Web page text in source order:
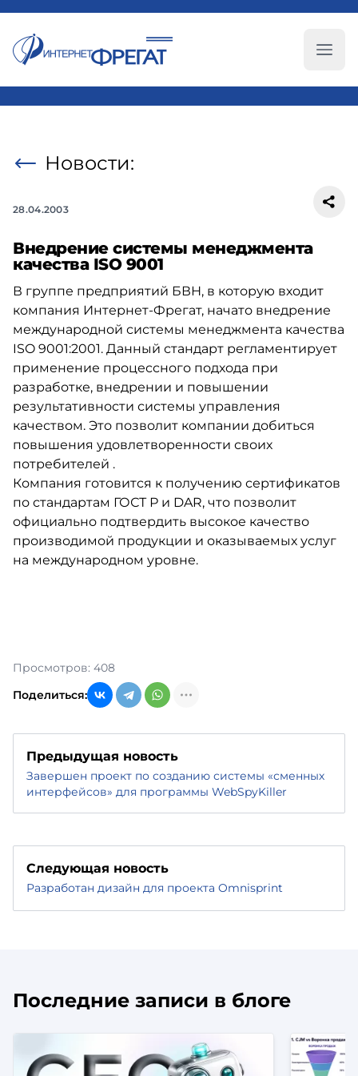
Новости:
28.04.2003
Внедрение cистемы менеджмента
качества ISO 9001
В группе предприятий БВН, в которую входит
компания Интернет-Фрегат, начато внедрение
международной системы менеджмента качества
ISO 9001:2001. Данный стандарт регламентирует
применение процессного подхода при
разработке, внедрении и повышении
результативности системы управления
качеством. Это позволит компании добиться
повышения удовлетворенности своих
потребителей .
Компания готовится к получению сертификатов
по стандартам ГОСТ Р и DAR, что позволит
официально подтвердить высокое качество
производимой продукции и оказываемых услуг
на международном уровне.
Просмотров: 408
Поделиться:
Предыдущая новость
Завершен проект по созданию системы «сменных
интерфейсов» для программы WebSpyKiller
Следующая новость
Разработан дизайн для проекта Omnisprint
Последние записи в блоге